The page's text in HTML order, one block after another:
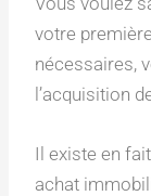
votre
nécessaires,
l’acquisition
Il existe en
achat